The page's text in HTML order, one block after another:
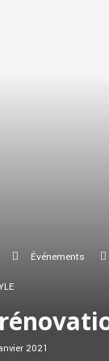
Événements
2021